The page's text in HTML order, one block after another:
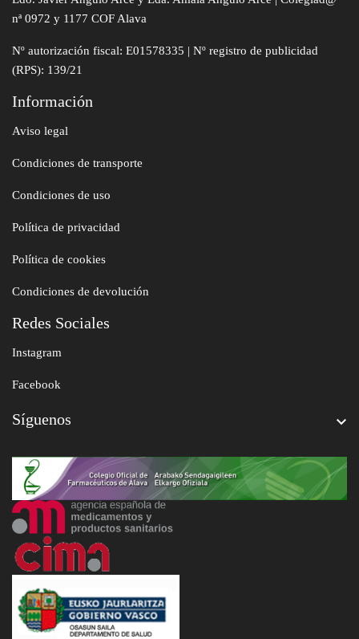
nª 0972 y 1177 COF Alava
Nº autorización fiscal: E01578335 | Nº registro de publicidad
(RPS): 139/21
Información
Aviso legal
Condiciones de transporte
Condiciones de uso
Política de privacidad
Política de cookies
Condiciones de devolución
Redes Sociales
Instagram
Facebook
Síguenos 